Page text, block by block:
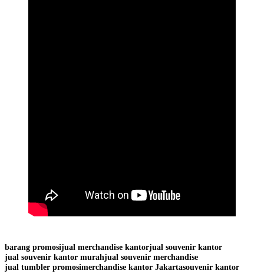
barang promosijual merchandise kantorjual souvenir kantor
jual souvenir kantor murahjual souvenir merchandise
jual tumbler promosimerchandise kantor Jakartasouvenir kantor